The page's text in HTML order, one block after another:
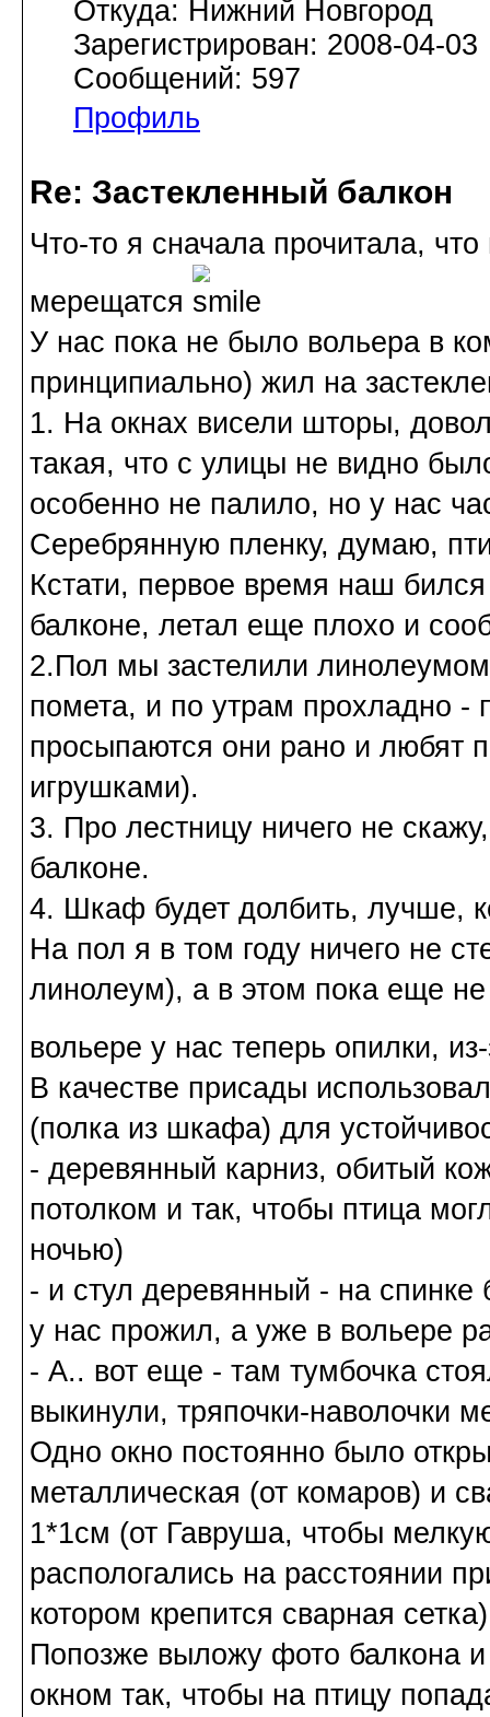
Откуда: Нижний Новгород
Зарегистрирован: 2008-04-03
Сообщений: 597
Профиль
Re: Застекленный балкон
Что-то я сначала прочитала,
мерещатся
У нас пока не было вольера в
принципиально) жил на
1. На окнах висели шторы,
такая, что с улицы не видно
особенно не палило, но у нас
Серебрянную пленку, думаю,
Кстати, первое время наш
балконе, летал еще плохо и
2.Пол мы застелили
помета, и по утрам прохладно -
просыпаются они рано и любят
игрушками).
3. Про лестницу ничего не
балконе.
4. Шкаф будет долбить, лучше,
На пол я в том году ничего не
линолеум), а в этом пока еще
вольере у нас теперь опилки,
В качестве присады
(полка из шкафа) для
- деревянный карниз, обитый
потолком и так, чтобы птица
ночью)
- и стул деревянный - на спинке
у нас прожил, а уже в вольере
- А.. вот еще - там тумбочка
выкинули, тряпочки-наволочки
Одно окно постоянно было
металлическая (от комаров) и
1*1см (от Гавруша, чтобы
распологались на расстоянии
котором крепится сварная
Попозже выложу фото балкона и
окном так, чтобы на птицу